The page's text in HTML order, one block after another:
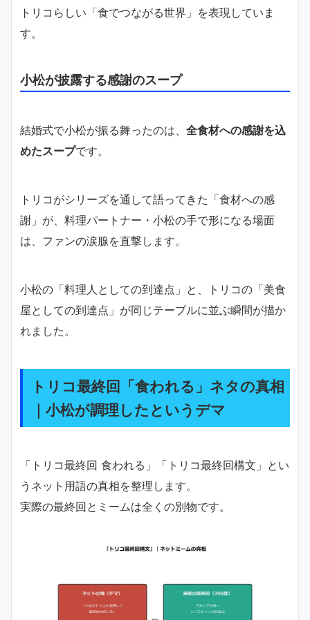
トリコらしい「食でつながる世界」を表現していま
す。
小松が披露する感謝のスープ
結婚式で小松が振る舞ったのは、 全食材への感謝を込
めたスープです。
トリコがシリーズを通して語ってきた「食材への感
謝」が、料理パートナー・小松の手で形になる場面
は、ファンの涙腺を直撃します。
小松の「料理人としての到達点」と、トリコの「美食
屋としての到達点」が同じテーブルに並ぶ瞬間が描か
れました。
トリコ最終回「食われる」ネタの真相
｜小松が調理したというデマ
「トリコ最終回 食われる」「トリコ最終回構文」とい
うネット用語の真相を整理します。
実際の最終回とミームは全くの別物です。